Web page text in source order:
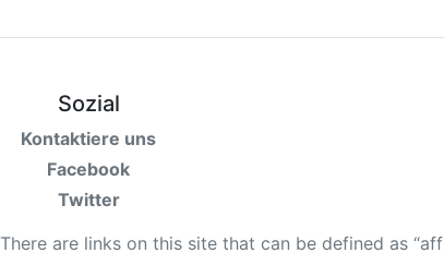
Sozial
Kontaktiere uns
Facebook
Twitter
There are links on this site that can be defined as